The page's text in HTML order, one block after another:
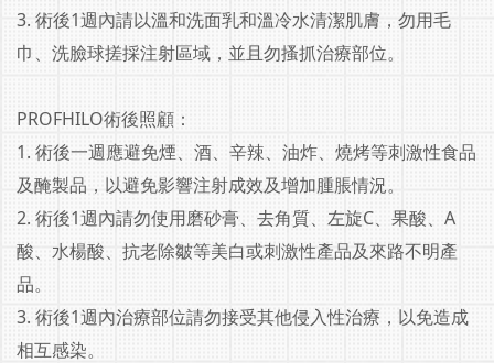
3. 術後1週內請以溫和洗面乳和溫冷水清潔肌膚，勿用毛
巾、洗臉球搓採注射區域，並且勿搔抓治療部位。
PROFHILO術後照顧：
1. 術後一週應避免煙、酒、辛辣、油炸、燒烤等刺激性食品
及醃製品，以避免影響注射成效及增加腫脹情況。
2. 術後1週內請勿使用磨砂膏、去角質、左旋C、果酸、A
酸、水楊酸、抗老除皺等美白或刺激性產品及來路不明產
品。
3. 術後1週內治療部位請勿接受其他侵入性治療，以免造成
相互感染。